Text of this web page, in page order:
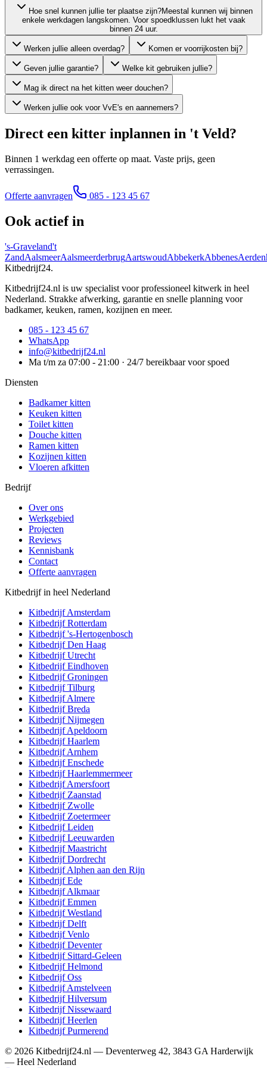
Hoe snel kunnen jullie ter plaatse zijn?Meestal kunnen wij binnen
enkele werkdagen langskomen. Voor spoedklussen lukt het vaak
binnen 24 uur.
Werken jullie alleen overdag? Komen er voorrijkosten bij?
Geven jullie garantie? Welke kit gebruiken jullie?
Mag ik direct na het kitten weer douchen?
Werken jullie ook voor VvE's en aannemers?
Direct een kitter inplannen in 't Veld?
Binnen 1 werkdag een offerte op maat. Vaste prijs, geen
verrassingen.
Offerte aanvragen 085 - 123 45 67
Ook actief in
's-Graveland't
ZandAalsmeerAalsmeerderbrugAartswoudAbbekerkAbbenes
Kitbedrijf24.
Kitbedrijf24.nl is uw specialist voor professioneel kitwerk in heel
Nederland. Strakke afwerking, garantie en snelle planning voor
badkamer, keuken, ramen, kozijnen en meer.
085 - 123 45 67
WhatsApp
info@kitbedrijf24.nl
Ma t/m za 07:00 - 21:00 · 24/7 bereikbaar voor spoed
Diensten
Badkamer kitten
Keuken kitten
Toilet kitten
Douche kitten
Ramen kitten
Kozijnen kitten
Vloeren afkitten
Bedrijf
Over ons
Werkgebied
Projecten
Reviews
Kennisbank
Contact
Offerte aanvragen
Kitbedrijf in heel Nederland
KitbedrijfAmsterdam
KitbedrijfRotterdam
Kitbedrijf's-Hertogenbosch
KitbedrijfDen Haag
KitbedrijfUtrecht
KitbedrijfEindhoven
KitbedrijfGroningen
KitbedrijfTilburg
KitbedrijfAlmere
KitbedrijfBreda
KitbedrijfNijmegen
KitbedrijfApeldoorn
KitbedrijfHaarlem
KitbedrijfArnhem
KitbedrijfEnschede
KitbedrijfHaarlemmermeer
KitbedrijfAmersfoort
Kitbedrijf Zaanstad
Kitbedrijf Zwolle
Kitbedrijf Zoetermeer
KitbedrijfLeiden
KitbedrijfLeeuwarden
KitbedrijfMaastricht
KitbedrijfDordrecht
KitbedrijfAlphen aan den Rijn
KitbedrijfEde
KitbedrijfAlkmaar
KitbedrijfEmmen
KitbedrijfWestland
KitbedrijfDelft
KitbedrijfVenlo
KitbedrijfDeventer
Kitbedrijf Sittard-Geleen
KitbedrijfHelmond
KitbedrijfOss
KitbedrijfAmstelveen
KitbedrijfHilversum
KitbedrijfNissewaard
KitbedrijfHeerlen
KitbedrijfPurmerend
© 2026 Kitbedrijf24.nl — Deventerweg 42, 3843 GA Harderwijk
— Heel Nederland